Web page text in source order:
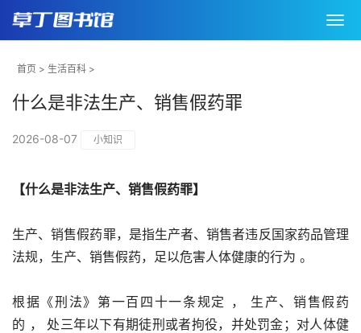
首页 > 生活百科 >
什么是非法生产、销售假药罪
2026-08-07 小知识
【什么是非法生产、销售假药罪】
生产、销售假药罪，是指生产者、销售者违反国家药品管理
法规，生产、销售假药，足以危害人体健康的行为 。
根据《刑法》第一百四十一条规定 ， 生产、销售假药
的 ， 处三年以下有期徒刑或者拘役，并处罚金；对人体健